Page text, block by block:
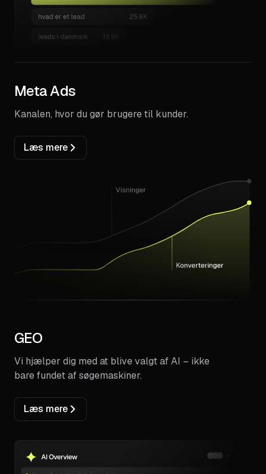
Meta Ads
Kanalen, hvor du gør brugere til kunder.
Læs mere
GEO
Vi hjælper dig med at blive valgt af AI – ikke
bare fundet af søgemaskiner.
Læs mere